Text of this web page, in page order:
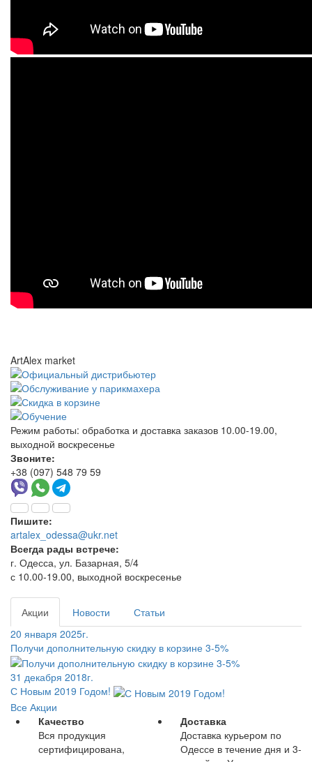
ArtAlex market
Режим работы: обработка и доставка заказов 10.00-19.00,
выходной воскресенье
Звоните:
+38 (097) 548 79 59
Пишите:
artalex_odessa@ukr.net
Всегда рады встрече:
г. Одесса, ул. Базарная, 5/4
с 10.00-19.00, выходной воскресенье
Акции Новости
Статьи
20 января 2025г.
Получи дополнительную скидку в корзине 3-5%
31 декабря 2018г.
С Новым 2019 Годом!
Все Акции
Качество
Вся продукция
сертифицирована,
Доставка
Доставка курьером по
Одессе в течение дня и 3-